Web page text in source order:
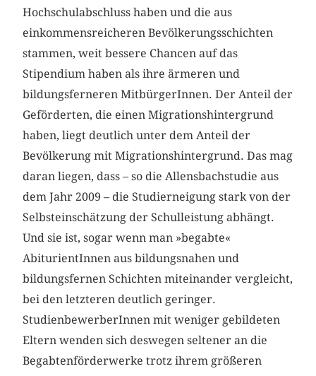
Hochschulabschluss haben und die aus
einkommensreicheren Bevölkerungsschichten
stammen, weit bessere Chancen auf das
Stipendium haben als ihre ärmeren und
bildungsferneren MitbürgerInnen. Der Anteil der
Geförderten, die einen Migrationshintergrund
haben, liegt deutlich unter dem Anteil der
Bevölkerung mit Migrationshintergrund. Das mag
daran liegen, dass – so die Allensbachstudie aus
dem Jahr 2009 – die Studierneigung stark von der
Selbsteinschätzung der Schulleistung abhängt.
Und sie ist, sogar wenn man »begabte«
AbiturientInnen aus bildungsnahen und
bildungsfernen Schichten miteinander vergleicht,
bei den letzteren deutlich geringer.
StudienbewerberInnen mit weniger gebildeten
Eltern wenden sich deswegen seltener an die
Begabtenförderwerke trotz ihrem größeren